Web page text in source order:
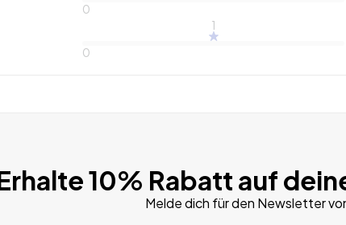
0
1
0
10% Rabatt auf
Melde dich für den Newsletter